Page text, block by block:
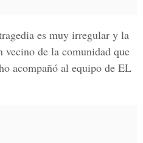
es muy irregular y la
vecino de la comunidad que
acompañó al equipo de EL